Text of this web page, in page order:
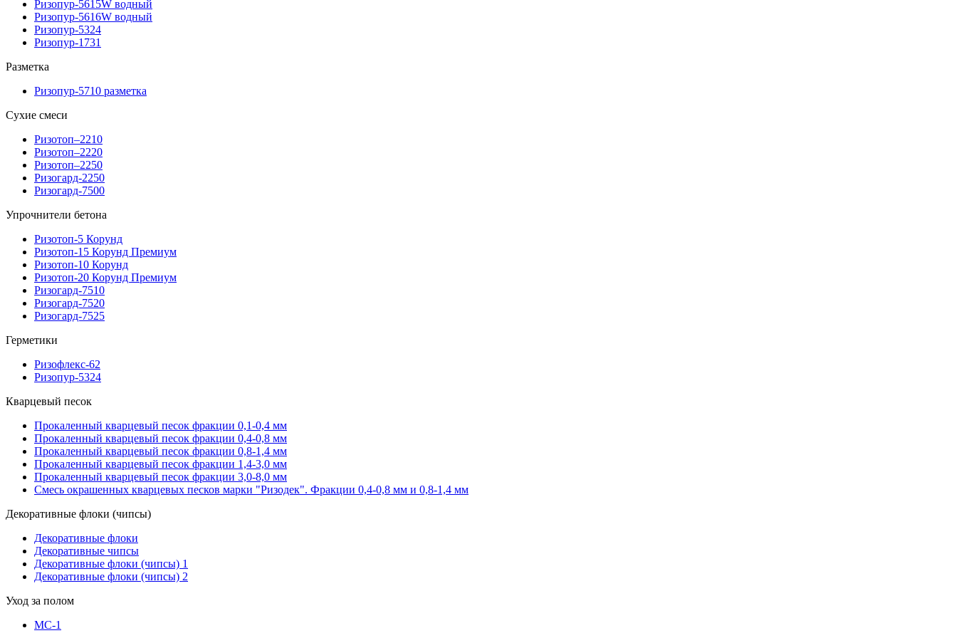
Ризопур-5615W водный
Ризопур-5616W водный
Ризопур-5324
Ризопур-1731
Разметка
Ризопур-5710 разметка
Сухие смеси
Ризотоп–2210
Ризотоп–2220
Ризотоп–2250
Ризогард-2250
Ризогард-7500
Упрочнители бетона
Ризотоп-5 Корунд
Ризотоп-15 Корунд Премиум
Ризотоп-10 Корунд
Ризотоп-20 Корунд Премиум
Ризогард-7510
Ризогард-7520
Ризогард-7525
Герметики
Ризофлекс-62
Ризопур-5324
Кварцевый песок
Прокаленный кварцевый песок фракции 0,1-0,4 мм
Прокаленный кварцевый песок фракции 0,4-0,8 мм
Прокаленный кварцевый песок фракции 0,8-1,4 мм
Прокаленный кварцевый песок фракции 1,4-3,0 мм
Прокаленный кварцевый песок фракции 3,0-8,0 мм
Смесь окрашенных кварцевых песков марки "Ризодек". Фракции 0,4-0,8 мм и 0,8-1,4 мм
Декоративные флоки (чипсы)
Декоративные флоки
Декоративные чипсы
Декоративные флоки (чипсы) 1
Декоративные флоки (чипсы) 2
Уход за полом
МС-1